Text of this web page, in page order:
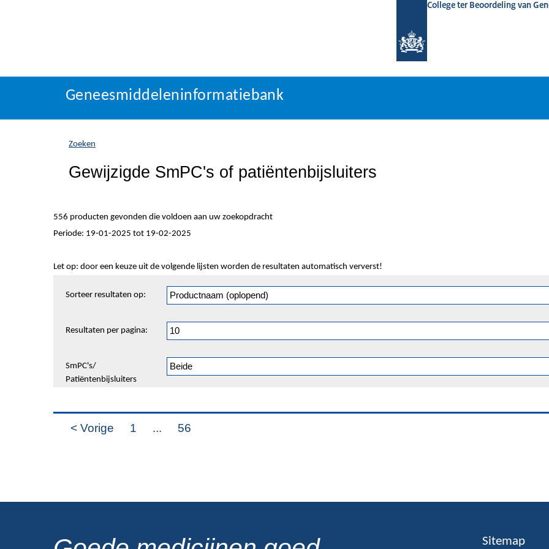
College ter Beoordeling van
Geneesmiddeleninformatiebank
U
zich
hier:
Geneesmiddeleninformatiebank
Zoeken
Gewijzigde SmPC's of patiëntenbijsluiters
556 producten gevonden die voldoen aan uw zoekopdracht
Periode: 19-01-2025 tot 19-02-2025
Let op: door een keuze uit de volgende lijsten worden de resultaten automatisch ververst!
en
Sorteer resultaten op:
Resultaten per pagina:
SmPC's/
Patiëntenbijsluiters
< Vorige 1 ... 56
Sitemap